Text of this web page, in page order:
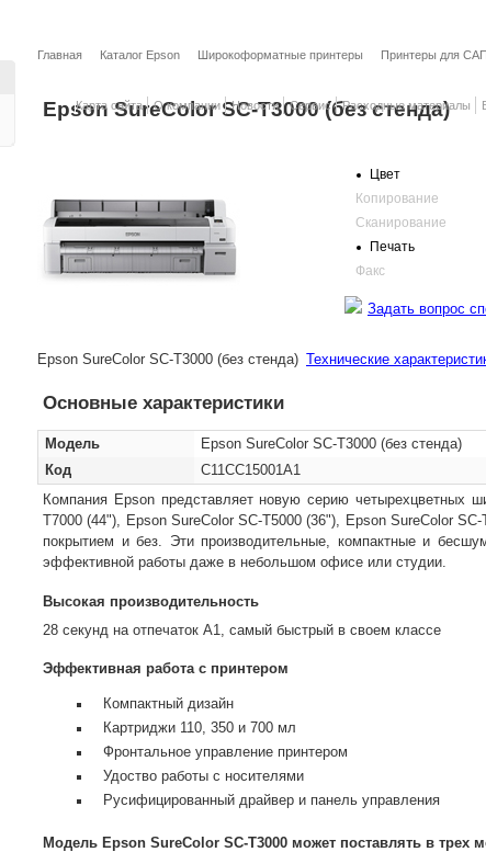
Карта сайта О компании Новости Сервис Расходные материалы
Главная Каталог Epson Широкоформатные принтеры Принтеры для
Epson SureColor SC-T3000 (без стенда)
Цвет
Копирование
Сканирование
Печать
Факс
Задать вопрос
Epson SureColor SC-T3000 (без стенда) Технические
Основные характеристики
Модель
Epson SureColor SC-T3000 (без стенда)
Код
C11CC15001A1
Компания Epson представляет новую серию четырехцветных
T7000 (44"), Epson SureColor SC-T5000 (36"), Epson SureColor
покрытием и без. Эти производительные, компактные и
эффективной работы даже в небольшом офисе или студии.
Высокая производительность
28 секунд на отпечаток A1, самый быстрый в своем классе
Эффективная работа с принтером
Компактный дизайн
Картриджи 110, 350 и 700 мл
Фронтальное управление принтером
Удоство работы с носителями
Русифицированный драйвер и панель управления
Модель Epson SureColor SC-T3000 может поставлять в трех